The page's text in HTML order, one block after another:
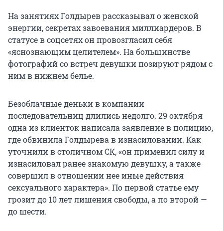
На занятиях Голдырев рассказывал о женской
энергии, секретах завоевания миллиардеров. В
статусе в соцсетях он провозгласил себя
«яснознающим целителем». На большинстве
фотографий со встреч девушки позируют рядом с
ним в нижнем белье.
Безоблачные деньки в компании
последовательниц длились недолго. 29 октября
одна из клиенток написала заявление в полицию,
где обвинила Голдырева в изнасиловании. Как
уточнили в столичном СК, «он применил силу и
изнасиловал ранее знакомую девушку, а также
совершил в отношении нее иные действия
сексуального характера». По первой статье ему
грозит до 10 лет лишения свободы, а по второй —
до шести.